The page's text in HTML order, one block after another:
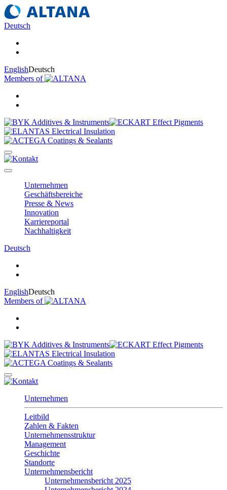
Deutsch
EnglishDeutsch
Members of
Unternehmen
Geschäftsbereiche
Presse & News
Innovation
Karriereportal
Nachhaltigkeit
Deutsch
EnglishDeutsch
Members of
Unternehmen
Leitbild
Zahlen & Fakten
Unternehmensstruktur
Management
Geschichte
Standorte
Unternehmensbericht
Unternehmensbericht 2025